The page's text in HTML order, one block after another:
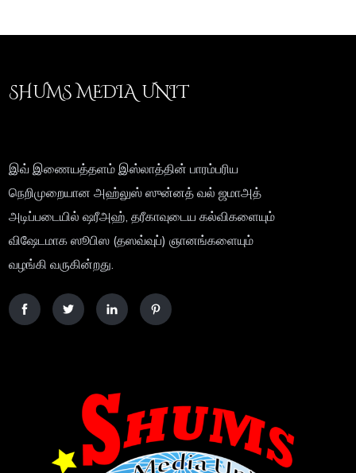
SHUMS MEDIA UNIT
இவ் இணையத்தளம் இஸ்லாத்தின் பாரம்பரிய
நெறிமுறையான அஹ்லுஸ் ஸுன்னத் வல் ஜமாஅத்
அடிப்படையில் ஷரீஅஹ், தரீகாவுடைய கல்விகளையும்
விஷேடமாக ஸூபிஸ (தஸவ்வுப்) ஞானங்களையும்
வழங்கி வருகின்றது.